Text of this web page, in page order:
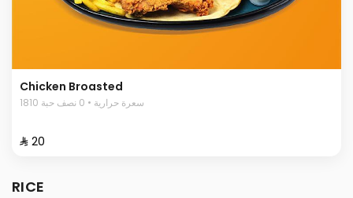
Chicken Broasted
1810 سعرة حرارية • 0 نصف حبة
⁨⁦‪‬ 20⁩
RICE